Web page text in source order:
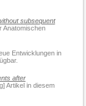
subsequent
Anatomischen
Entwicklungen in
after
Artikel in diesem